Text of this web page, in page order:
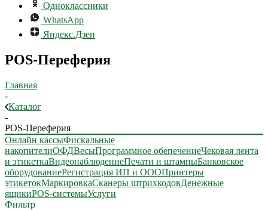
Одноклассники
WhatsApp
Яндекс.Дзен
POS-Переферия
Главная
-
Каталог
-
POS-Переферия
Онлайн кассыФискальные
накопителиОФДВесыПрограммное обепечениеЧековая лента
и этикеткаВидеонаблюдениеПечати и штампыБанковское
оборудованиеРегистрация ИП и ОООПринтеры
этикетокМаркировкаСканеры штрихкодовДенежные
ящикиPOS-системыУслуги
Фильтр